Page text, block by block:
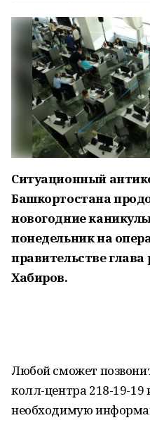
Ситуационный
Башкортостана
новогодние
понедельник на
правительстве
Хабиров.
Любой сможет
колл-центра 218-19-19
необходимую